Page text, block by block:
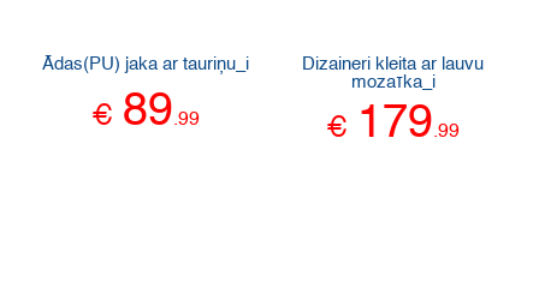
Ādas(PU) jaka ar tauriņu_i
€ 89.99
Dizaineri kleita ar lauvu
mozaīka_i
€ 179.99